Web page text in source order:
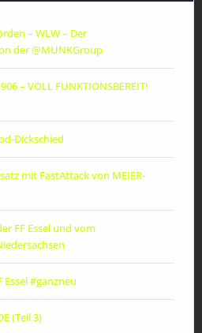
– WLW – Der
der ‪@MUNKGroup‬
– VOLL FUNKTIONSBEREIT!
Dickschied
mit FastAttack von MEIER-
FF Essel und vom
#ganzneu
(Teil 3)